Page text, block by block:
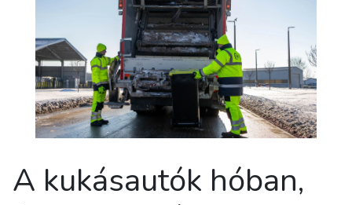
A kukásautók hóban,